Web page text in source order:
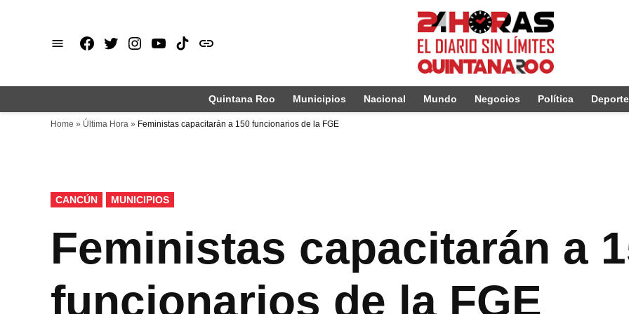
Facebook
X Instagram
Youtube
TikTok
issuu
Quintana Roo Municipios Nacional Mundo Negocios Política
Home » Última Hora » Feministas capacitarán a 150 funcionarios de la FGE
PUBLICADO
EN
CANCÚN MUNICIPIOS
Feministas capacitarán a
funcionarios de la FGE